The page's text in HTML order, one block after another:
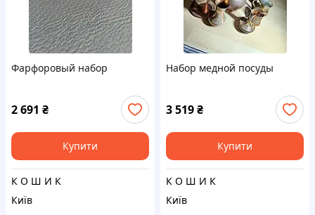
Фарфоровый набор
2 691 ₴
Купити
К О Ш И К
Київ
Набор медной посуды
3 519₴
Купити
К О Ш И К
Київ